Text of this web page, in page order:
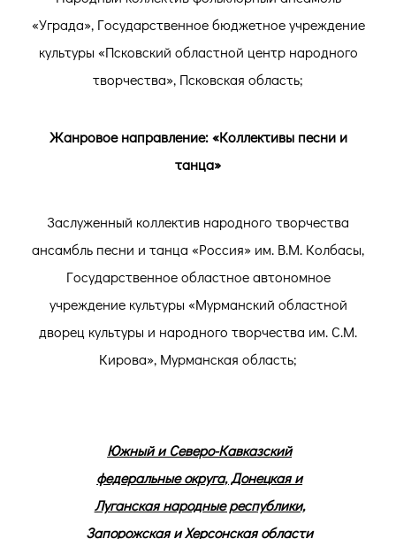
«Уграда», Государственное бюджетное учреждение
культуры «Псковский областной центр народного
творчества», Псковская область;
Жанровое направление: «Коллективы песни и
танца»
Заслуженный коллектив народного творчества
ансамбль песни и танца «Россия» им. В.М. Колбасы,
Государственное областное автономное
учреждение культуры «Мурманский областной
дворец культуры и народного творчества им. С.М.
Кирова», Мурманская область;
Южный и Северо-Кавказский
федеральные округа, Донецкая и
Луганская народные республики,
Запорожская и Херсонская области